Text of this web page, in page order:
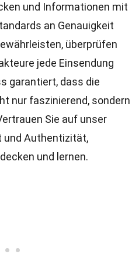
und Informationen mit
an Genauigkeit
überprüfen
jede Einsendung
garantiert, dass die
nur faszinierend, sondern
Sie auf unser
und Authentizität,
und lernen.